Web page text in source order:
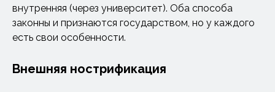
внутренняя (через университет). Оба способа
законны и признаются государством, но у каждого
есть свои особенности.
Внешняя нострификация